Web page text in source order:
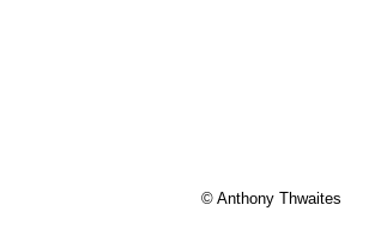
© Anthony Thwaites